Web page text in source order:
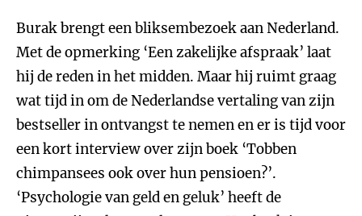
Burak brengt een bliksembezoek aan Nederland.
Met de opmerking ‘Een zakelijke afspraak’ laat
hij de reden in het midden. Maar hij ruimt graag
wat tijd in om de Nederlandse vertaling van zijn
bestseller in ontvangst te nemen en er is tijd voor
een kort interview over zijn boek ‘Tobben
chimpansees ook over hun pensioen?’.
‘Psychologie van geld en geluk’ heeft de